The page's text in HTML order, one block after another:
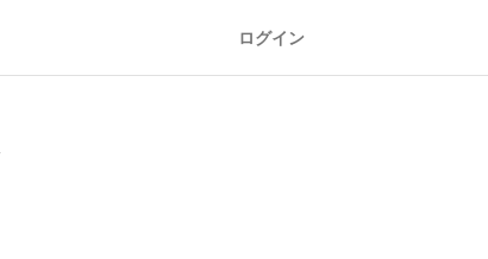
ログイン